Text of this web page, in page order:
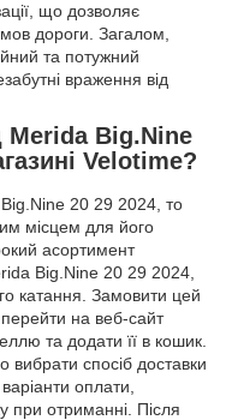
що дозволяє
дороги. Загалом,
та потужний
враження від
Merida Big.Nine
Velotime?
20 29 2024, то
місцем для його
асортимент
Big.Nine 20 29 2024,
катання. Замовити цей
на веб-сайт
та додати її в кошик.
вибрати спосіб доставки
оплати,
при отриманні. Після